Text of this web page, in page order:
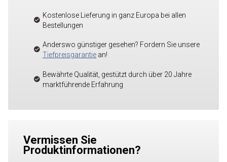
Kostenlose Lieferung in ganz Europa bei allen
Bestellungen
Anderswo günstiger gesehen? Fordern Sie unsere
Tiefpreisgarantie an!
Bewährte Qualität, gestützt durch über 20 Jahre
marktführende Erfahrung
Vermissen Sie
Produktinformationen?